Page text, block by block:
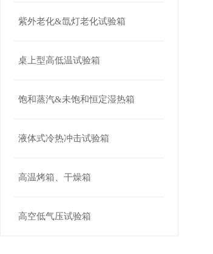
紫外老化&氙灯老化试验箱
桌上型高低温试验箱
饱和蒸汽&未饱和恒定湿热箱
液体式冷热冲击试验箱
高温烤箱、干燥箱
高空低气压试验箱